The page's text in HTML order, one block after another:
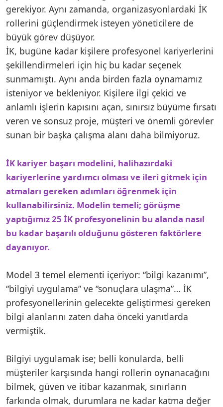
gerekiyor. Aynı zamanda, organizasyonlardaki İK
rollerini güçlendirmek isteyen yöneticilere de
büyük görev düşüyor.
İK, bugüne kadar kişilere profesyonel kariyerlerini
şekillendirmeleri için hiç bu kadar seçenek
sunmamıştı. Aynı anda birden fazla oynamamız
isteniyor ve bekleniyor. Kişilere ilgi çekici ve
anlamlı işlerin kapısını açan, sınırsız büyüme fırsatı
veren ve sonsuz proje, müşteri ve önemli görevler
sunan bir başka çalışma alanı daha bilmiyoruz.
İK kariyer başarı modelini, halihazırdaki
kariyerlerine yardımcı olması ve ileri gitmek için
atmaları gereken adımları öğrenmek için
kullanabilirsiniz. Modelin temeli; görüşme
yaptığımız 25 İK profesyonelinin bu alanda nasıl
bu kadar başarılı olduğunu gösteren faktörlere
dayanıyor.
Model 3 temel elementi içeriyor: “bilgi kazanımı”,
“bilgiyi uygulama” ve “sonuçlara ulaşma”… İK
profesyonellerinin gelecekte geliştirmesi gereken
bilgi alanlarını zaten daha önceki yanıtlarda
vermiştik.
Bilgiyi uygulamak ise; belli konularda, belli
müşteriler karşısında hangi rollerin oynanacağını
bilmek, güven ve itibar kazanmak, sınırların
farkında olmak, durumlara ne kadar katma değer